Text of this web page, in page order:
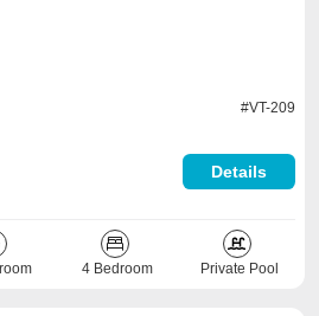
#VT-209
Details
4 Bedroom Private Pool